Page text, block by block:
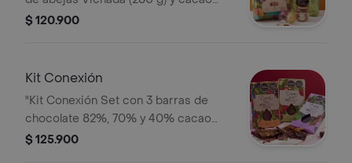
especiado (80 g). Incluye caja de
$ 120.900
Kit Conexión
"Kit Conexión Set con 3 barras de
chocolate 82%, 70% y 40% cacao
con frutas, especias y café de Evok."
$ 125.900